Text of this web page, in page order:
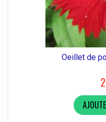
Oeillet de